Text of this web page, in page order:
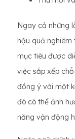
Ngay cả những
hậu quả
mục tiêu được
việc sắp xếp
đồng ý với một
đó có thể ảnh
năng vận động